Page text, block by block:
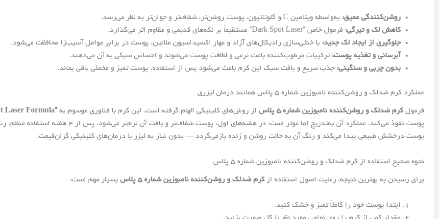
روشن‌کنندگی عمیق: به‌واسطه ویتامین C و گلوتاتیون، پوست روشن‌تر، شفاف‌تر و جوان‌تر به نظر می‌رسد.
کاهش لک و تیرگی: فرمول خاص “Dark Spot Laser” مستقیماً بر لکه‌های قدیمی و مقاوم اثر می‌گذارد.
جلوگیری از ایجاد لک جدید: با خنثی‌سازی رادیکال‌های آزاد و مهار اکسیداسیون ملانین، پوست در برابر عوامل آسیب‌زا محافظت می‌شود.
آبرسانی و تغذیه پوست: ترکیبات مرطوب‌کننده باعث نرمی و لطافت پوست می‌شوند و احساس سبکی به آن می‌دهند.
بدون چربی و سنگینی: جذب سریع و بافت سبک این کرم باعث می‌شود پس از استفاده، پوست تمیز و مخملی باقی بماند.
عملکرد کرم ضدلک و روشن‌کننده نامبوزین شماره ۵ پلاس همانند درمان لیزری
فرمول کرم ضدلک و روشن‌کننده نامبوزین شماره ۵ پلاس از روش‌های کلینیکی الهام گرفته است. این کرم با فناوری موسوم به“Dark Spot Laser Formula”
پوست نفوذ می‌کند. عملکرد آن به‌تدریج اما مؤثر
پوست درخشش طبیعی پیدا می‌کند و رنگ آن به حالت روشن و زنده بازمی‌گردد — بدون نیاز به لیزر یا درمان‌های کلینیکی گران‌قیمت.
نحوه صحیح استفاده از کرم ضدلک و روشن‌کننده نامبوزین شماره ۵ پلاس
برای رسیدن به بهترین نتیجه، رعایت اصول استفاده از کرم ضدلک و روشن‌کننده نامبوزین شماره ۵ پلاس بسیار مهم است:
ابتدا پوست خود را کاملاً تمیز و خشک کنید.